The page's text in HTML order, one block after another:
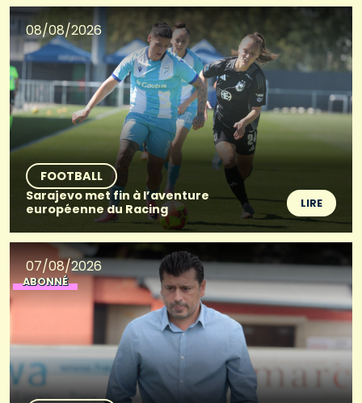
08/08/2026
FOOTBALL
Sarajevo met fin à l’aventure
européenne du Racing
LIRE
07/08/2026
ABONNÉ